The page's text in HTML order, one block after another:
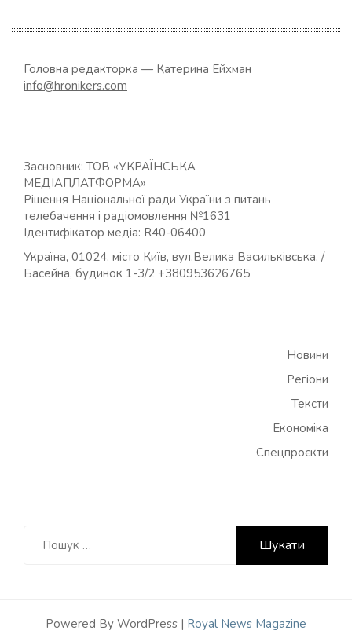
Головна редакторка — Катерина Ейхман
info@hronikers.com
Засновник: ТОВ «УКРАЇНСЬКА
МЕДІАПЛАТФОРМА»
Рішення Національної ради України з питань
телебачення і радіомовлення №1631
Ідентифікатор медіа: R40-06400
Україна, 01024, місто Київ, вул.Велика Васильківська, /
Басейна, будинок 1-3/2 +380953626765
Новини
Регіони
Тексти
Економіка
Спецпроєкти
Powered By WordPress | Royal News Magazine